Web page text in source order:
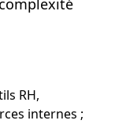
RH,
internes ;